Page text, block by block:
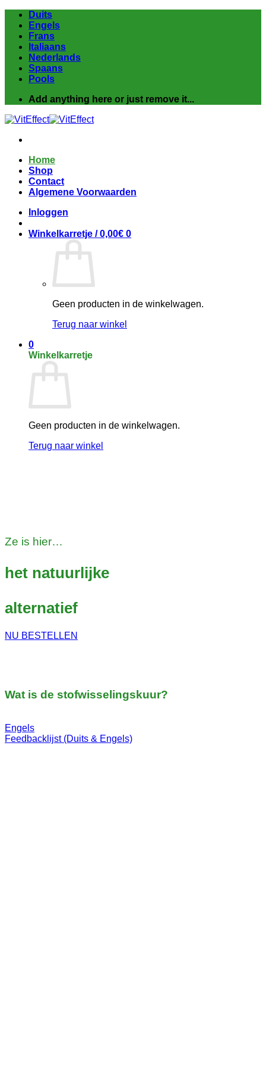
naar
inhoud
Duits
Engels
Frans
Italiaans
Nederlands
Spaans
Pools
Add anything here or just remove it...
Home
Shop
Contact
Algemene Voorwaarden
Inloggen
Winkelkarretje /0,00€ 0
Geen producten in de winkelwagen.
Terug naar winkel
0
Winkelkarretje
Geen producten in de winkelwagen.
Terug naar winkel
Ze is hier…
het natuurlijke
alternatief
NU BESTELLEN
Wat is de stofwisselingskuur?
Engels
Feedbacklijst (Duits & Engels)